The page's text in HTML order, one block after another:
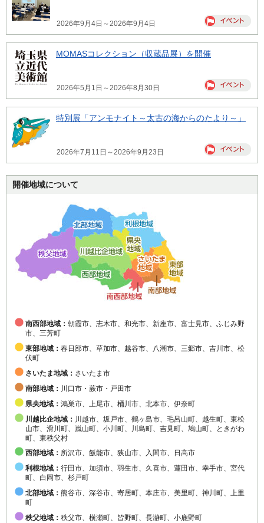
2026年9月4日～2026年9月4日
MOMASコレクション（収蔵品展）を開催
2026年5月1日～2026年8月30日
特別展「アンモナイト～太古の海からのたより～」
2026年7月11日～2026年9月23日
開催地域について
南西部地域： 朝霞市、志木市、和光市、新座市、富士見市、ふじみ野
市、三芳町
東部地域： 春日部市、草加市、越谷市、八潮市、三郷市、吉川市、松
伏町
さいたま地域： さいたま市
南部地域： 川口市・蕨市・戸田市
県央地域： 鴻巣市、上尾市、桶川市、北本市、伊奈町
川越比企地域： 川越市、坂戸市、鶴ヶ島市、毛呂山町、越生町、東松
山市、滑川町、嵐山町、小川町、川島町、吉見町、鳩山町、ときがわ
町、東秩父村
西部地域： 所沢市、飯能市、狭山市、入間市、日高市
利根地域： 行田市、加須市、羽生市、久喜市、蓮田市、幸手市、宮代
町、白岡市、杉戸町
北部地域： 熊谷市、深谷市、寄居町、本庄市、美里町、神川町、上里
町
秩父地域： 秩父市、横瀬町、皆野町、長瀞町、小鹿野町